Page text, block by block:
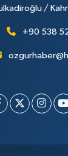
/
+90 538